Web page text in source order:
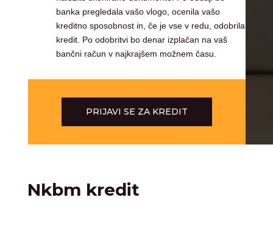
banka pregledala vašo vlogo, ocenila vašo
kreditno sposobnost in, če je vse v redu, odobrila
kredit. Po odobritvi bo denar izplačan na vaš
bančni račun v najkrajšem možnem času.
PRIJAVI SE ZA KREDIT
Nkbm kredit